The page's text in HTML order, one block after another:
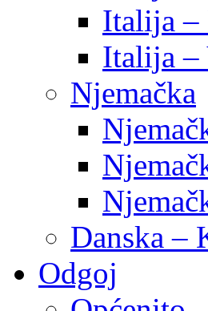
Italija –
Italija –
Njemačka
Danska –
Odgoj